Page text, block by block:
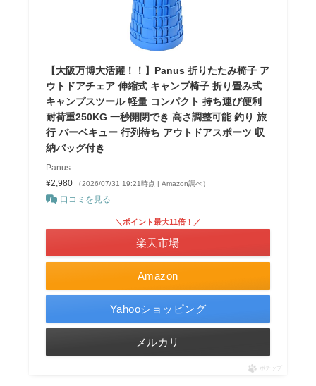
【大阪万博大活躍！！】Panus 折りたたみ椅子 ア
ウトドアチェア 伸縮式 キャンプ椅子 折り畳み式
キャンプスツール 軽量 コンパクト 持ち運び便利
耐荷重250KG 一秒開閉でき 高さ調整可能 釣り 旅
行 バーベキュー 行列待ち アウトドアスポーツ 収
納バッグ付き
Panus
¥2,980
（2026/07/31 19:21時点 | Amazon調べ）
口コミを見る
Amazon
＼ポイント最大11倍！／
楽天市場
Yahooショッピング
メルカリ
ポチップ